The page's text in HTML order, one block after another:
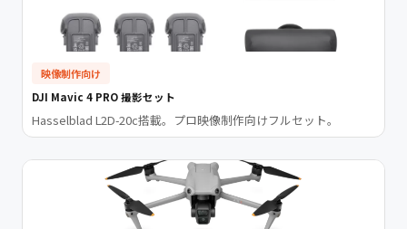
映像制作向け
DJI Mavic 4 PRO 撮影セット
Hasselblad L2D-20c搭載。プロ映像制作向けフルセット。